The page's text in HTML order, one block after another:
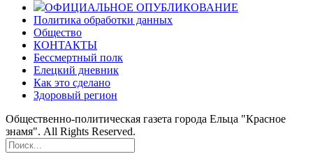
ОФИЦИАЛЬНОЕ ОПУБЛИКОВАНИЕ
Политика обработки данных
Общество
КОНТАКТЫ
Бессмертный полк
Елецкий дневник
Как это сделано
Здоровый регион
Общественно-политическая газета города Ельца "Красное
знамя". All Rights Reserved.